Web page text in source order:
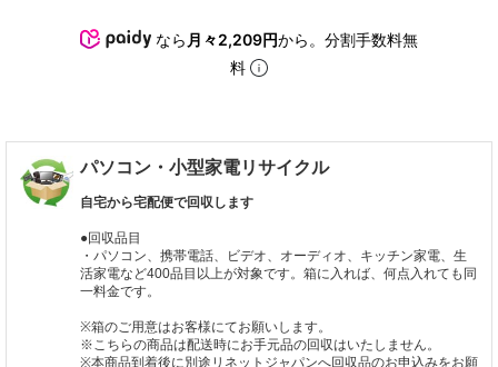
なら 月々2,209円から。分割手数料無
料
パソコン・小型家電リサイクル
自宅から宅配便で回収します
●回収品目
・パソコン、携帯電話、ビデオ、オーディオ、キッチン家電、生
活家電など400品目以上が対象です。箱に入れば、何点入れても同
一料金です。
※箱のご用意はお客様にてお願いします。
※こちらの商品は配送時にお手元品の回収はいたしません。
※本商品到着後に別途リネットジャパンへ回収品のお申込みをお願